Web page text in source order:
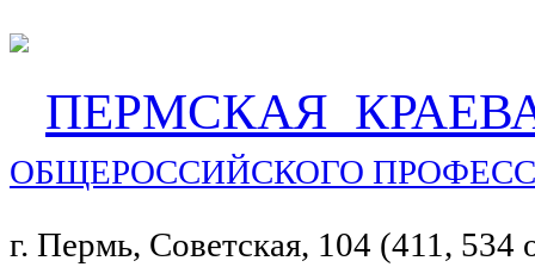
ПЕРМСКАЯ
ОБЩЕРОССИЙСКОГО
г. Пермь, Советская, 104 (411, 534